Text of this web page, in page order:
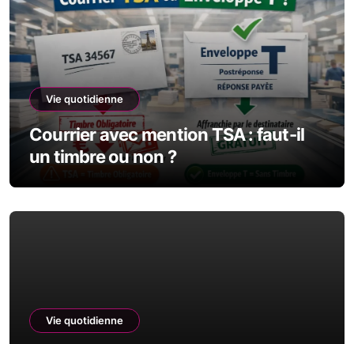
Vie quotidienne
Courrier avec mention TSA : faut-il
un timbre ou non ?
Vie quotidienne